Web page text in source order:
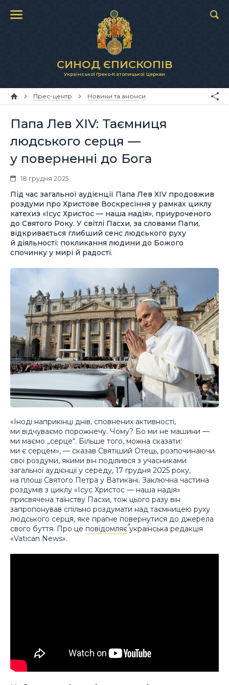
СИНОД ЄПИСКОПІВ
Української Греко-Католицької Церкви
Прес-центр Новини та анонси
Папа Лев XIV: Таємниця
людського серця —
у поверненні до Бога
18 грудня 2025
Під час загальної аудієнції Папа Лев XIV продовжив
роздуми про Христове Воскресіння у рамках циклу
катехиз «Ісус Христос — наша надія», приуроченого
до Святого Року. У світлі Пасхи, за словами Папи,
відкривається глибший сенс людського руху
й діяльності: покликання людини до Божого
спочинку у мирі й радості.
«Іноді наприкінці днів, сповнених активності,
ми відчуваємо порожнечу. Чому? Бо ми не машини —
ми маємо „серце“. Більше того, можна сказати:
ми є серцем», — сказав Святіший Отець, розпочинаючи
свої роздуми, якими він поділився з учасниками
загальної аудієнції у середу, 17 грудня 2025 року,
на площі Святого Петра у Ватикані. Заключна частина
роздумів з циклу «Ісус Христос — наша надія»
присвячена таїнству Пасхи, тож цього разу він
запропонував спільно роздумати над таємницею руху
людського серця, яке прагне повернутися до джерела
свого буття. Про це повідомляєукраїнська редакція
«Vatican News».